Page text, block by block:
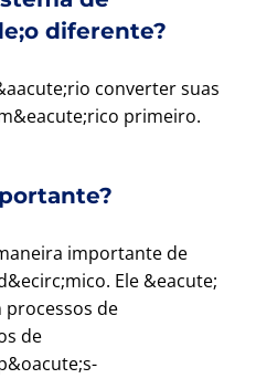
diferente?
converter suas
primeiro.
importante de
Ele &eacute;
de
de